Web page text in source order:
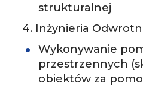
strukturalnej
4. Inżynieria
Wykonywanie
przestrzennych
obiektów za